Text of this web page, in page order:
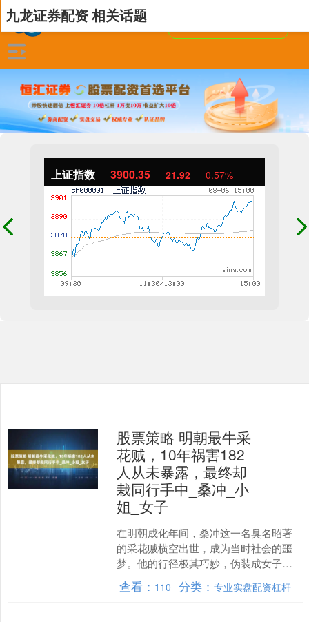
上证指数 3900.35 21.92 0.57%
九龙证券配资 相关话题
股票策略 明朝最牛采
花贼，10年祸害182
人从未暴露，最终却
栽同行手中_桑冲_小
姐_女子
在明朝成化年间，桑冲这一名臭名昭著
的采花贼横空出世，成为当时社会的噩
梦。他的行径极其巧妙，伪装成女子，
专门潜入富贵人家的闺中，侵害无数妇
女。桑冲的作案方式非常高....
查看： 110 分类：专业实盘配资杠杆